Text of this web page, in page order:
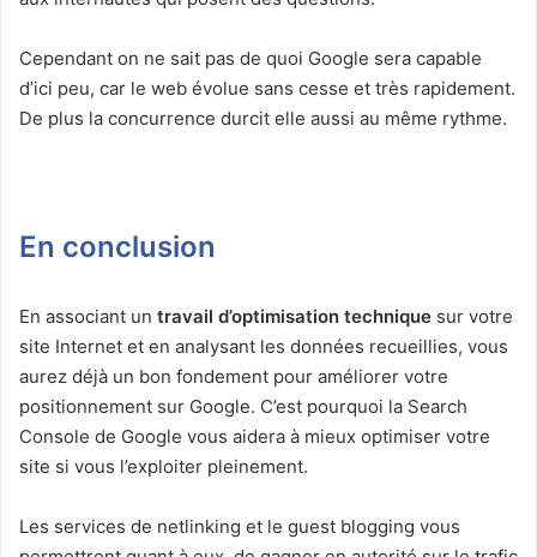
Cependant on ne sait pas de quoi Google sera capable
d’ici peu, car le web évolue sans cesse et très rapidement.
De plus la concurrence durcit elle aussi au même rythme.
En conclusion
En associant un travail d’optimisation technique sur votre
site Internet et en analysant les données recueillies, vous
aurez déjà un bon fondement pour améliorer votre
positionnement sur Google. C’est pourquoi la Search
Console de Google vous aidera à mieux optimiser votre
site si vous l’exploiter pleinement.
Les services de netlinking et le guest blogging vous